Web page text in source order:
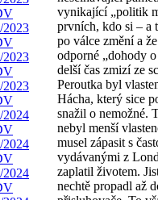
vynikající „politik
prvních, kdo si – a
po válce změní a
odporné „dohody
delší čas zmizí ze
Peroutka byl
Hácha, který sice
snažil o nemožné.
nebyl menší
musel zápasit s
vydávanými z
zaplatil životem.
nechtě propadl až